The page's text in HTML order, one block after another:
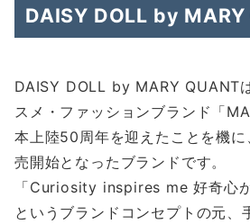
DAISY DOLL by MARY
DAISY DOLL by MARY QUANT
スメ・ファッションブランド「
本上陸50周年を迎えたことを機
売開始となったブランドです。
「Curiosity inspires me 好奇心
というブランドコンセプトの元、